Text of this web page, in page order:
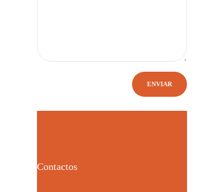
Contactos